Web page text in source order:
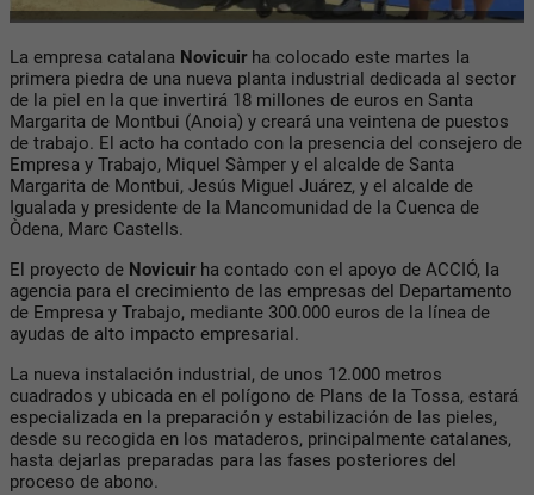
La empresa catalana Novicuirha colocado este martes la
primera piedra de una nueva planta industrial dedicada al sector
de la piel en la que invertirá 18 millones de euros en Santa
Margarita de Montbui (Anoia) y creará una veintena de puestos
de trabajo. El acto ha contado con la presencia del consejero de
Empresa y Trabajo, Miquel Sàmper y el alcalde de Santa
Margarita de Montbui, Jesús Miguel Juárez, y el alcalde de
Igualada y presidente de la Mancomunidad de la Cuenca de
Òdena, Marc Castells.
El proyecto de Novicuirha contado con el apoyo de ACCIÓ, la
agencia para el crecimiento de las empresas del Departamento
de Empresa y Trabajo, mediante 300.000 euros de la línea de
ayudas de alto impacto empresarial.
La nueva instalación industrial, de unos 12.000 metros
cuadrados y ubicada en el polígono de Plans de la Tossa, estará
especializada en la preparación y estabilización de las pieles,
desde su recogida en los mataderos, principalmente catalanes,
hasta dejarlas preparadas para las fases posteriores del
proceso de abono.